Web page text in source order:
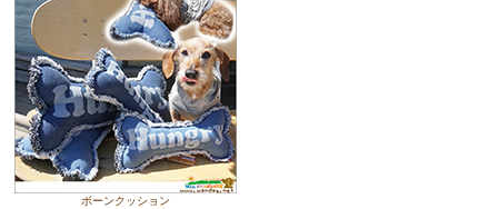
ボーンクッション